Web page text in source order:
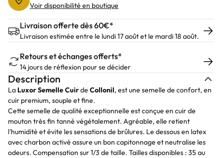
Voir disponibilité en boutique
Livraison offerte dès 60€*
Livraison estimée entre le lundi 17 août et le mardi 18 août.
Retours et échanges offerts*
14 jours de réflexion pour se décider
Description
La Luxor Semelle Cuirde Collonil, est une semelle de confort, en
cuir premium, souple et fine.
Cette semelle de qualité exceptionnelle est conçue en cuir de
mouton très fin tanné végétalement. Agréable, elle retient
l'humidité et évite les sensations de brûlures. Le dessous en latex
avec charbon activé assure un bon capitonnage et neutralise les
odeurs. Compensation sur 1/3 de taille. Tailles disponibles : 35 au